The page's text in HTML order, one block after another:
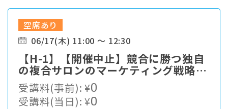
空席あり
06/17(木) 11:00 ～ 12:30
【H-1】【開催中止】競合に勝つ独自
の複合サロンのマーケティング戦略と
は？
受講料(事前):¥0
受講料(当日):¥0